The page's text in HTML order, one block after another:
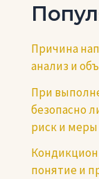
Причина
анализ и
При
безопасно
риск и
понятие и